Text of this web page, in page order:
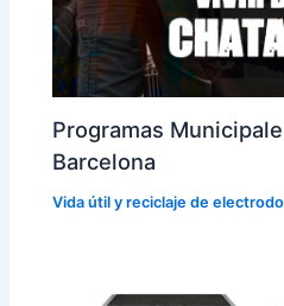
Programas
Barcelona
Vida útil y reciclaje de